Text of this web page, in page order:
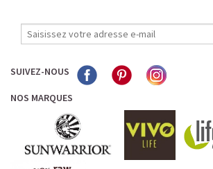
SUIVEZ-NOUS
NOS MARQUES